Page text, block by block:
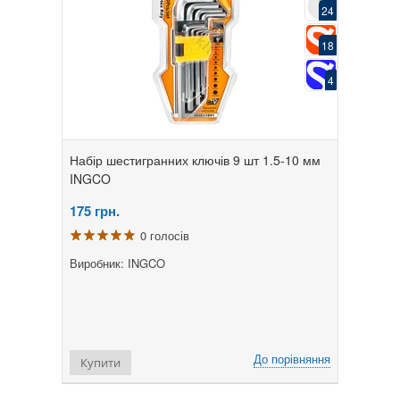
24
18
4
Набір шестигранних ключів 9 шт 1.5-10 мм
INGCO
175 грн.
0 голосів
Виробник: INGCO
До порівняння
Купити